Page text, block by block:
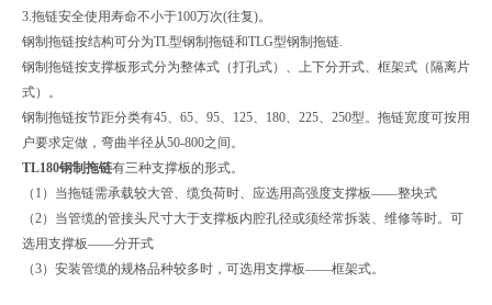
3.拖链安全使用寿命不小于100万次(往复)。
钢制拖链按结构可分为TL型钢制拖链和TLG型钢制拖链.
钢制拖链按支撑板形式分为整体式（打孔式）、上下分开式、框架式（隔离片
式）。
钢制拖链按节距分类有45、65、95、125、180、225、250型。拖链宽度可按用
户要求定做，弯曲半径从50-800之间。
TL180钢制拖链有三种支撑板的形式。
（1）当拖链需承载较大管、缆负荷时、应选用高强度支撑板——整块式
（2）当管缆的管接头尺寸大于支撑板内腔孔径或须经常拆装、维修等时。可
选用支撑板——分开式
（3）安装管缆的规格品种较多时，可选用支撑板——框架式。